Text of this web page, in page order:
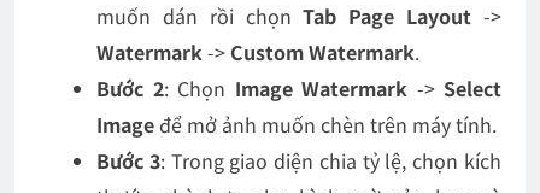
muốn dán rồi chọn Tab Page Layout ->
Watermark-> Custom Watermark.
Bước 2: Chọn Image Watermark -> Select
Image để mở ảnh muốn chèn trên máy tính.
Bước 3: Trong giao diện chia tỷ lệ, chọn kích